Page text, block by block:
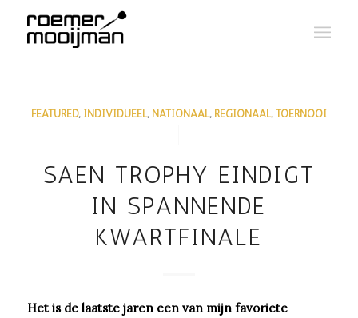
FEATURED, INDIVIDUEEL, NATIONAAL, REGIONAAL,TOERNOOI
SAEN TROPHY EINDIGT
IN SPANNENDE
KWARTFINALE
Het is de laatste jaren een van mijn favoriete